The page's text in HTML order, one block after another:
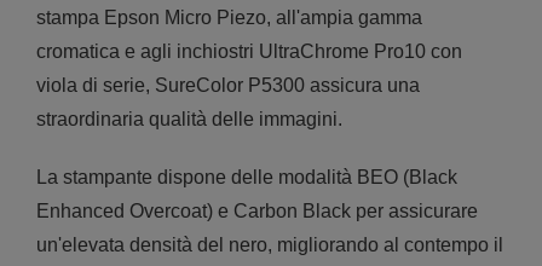
stampa Epson Micro Piezo, all'ampia gamma
cromatica e agli inchiostri UltraChrome Pro10 con
viola di serie, SureColor P5300 assicura una
straordinaria qualità delle immagini.
La stampante dispone delle modalità BEO (Black
Enhanced Overcoat) e Carbon Black per assicurare
un'elevata densità del nero, migliorando al contempo il